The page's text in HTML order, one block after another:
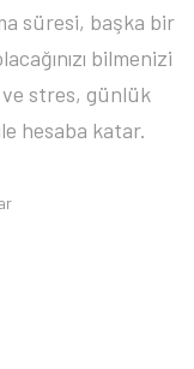
süresi, başka bir
bilmenizi
stres, günlük
hesaba katar.